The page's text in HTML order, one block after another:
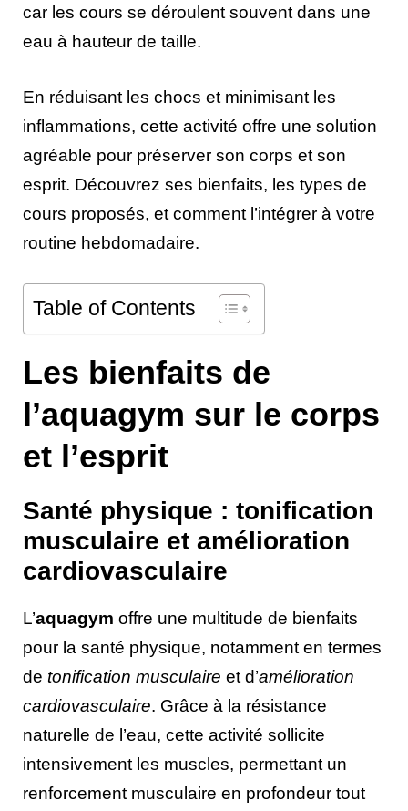
car les cours se déroulent souvent dans une
eau à hauteur de taille.
En réduisant les chocs et minimisant les
inflammations, cette activité offre une solution
agréable pour préserver son corps et son
esprit. Découvrez ses bienfaits, les types de
cours proposés, et comment l’intégrer à votre
routine hebdomadaire.
Table of Contents
Les bienfaits de
l’aquagym sur le corps
et l’esprit
Santé physique : tonification
musculaire et amélioration
cardiovasculaire
L’aquagym offre une multitude de bienfaits
pour la santé physique, notamment en termes
de tonification musculaire et d’amélioration
cardiovasculaire. Grâce à la résistance
naturelle de l’eau, cette activité sollicite
intensivement les muscles, permettant un
renforcement musculaire en profondeur tout